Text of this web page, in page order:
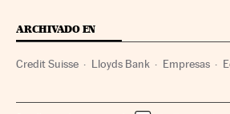
ARCHIVADO EN
Credit Suisse Lloyds Bank Empresas